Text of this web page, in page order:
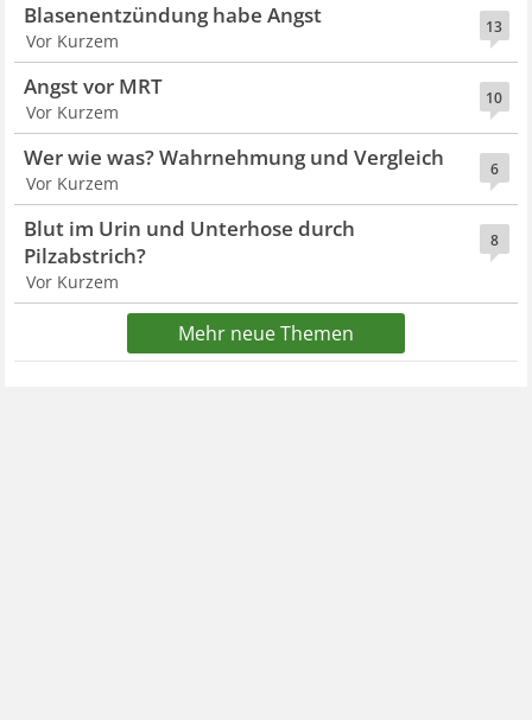
13
Blasenentzündung habe Angst
Vor Kurzem
10
Angst vor MRT
Vor Kurzem
6
Wer wie was? Wahrnehmung und Vergleich
Vor Kurzem
8
Blut im Urin und Unterhose durch
Pilzabstrich?
Vor Kurzem
Mehr neue Themen